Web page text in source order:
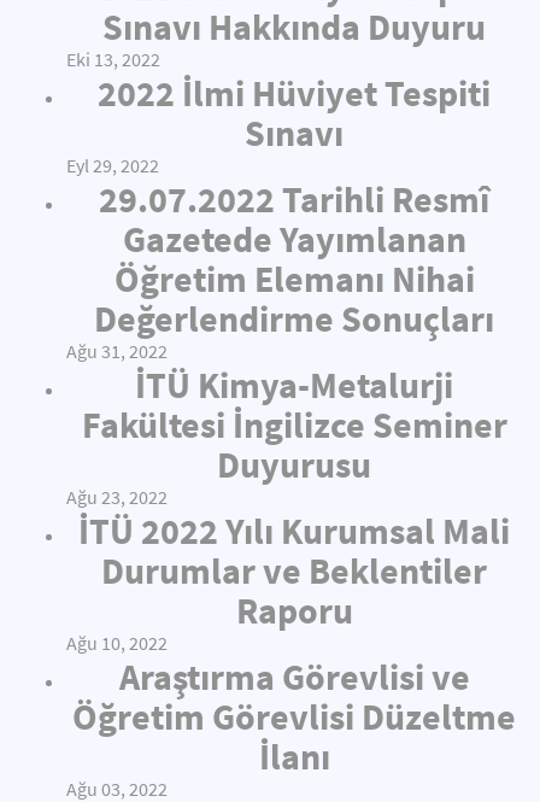
Sınavı Hakkında Duyuru
Eki 13, 2022
2022 İlmi Hüviyet Tespiti
Sınavı
Eyl 29, 2022
29.07.2022 Tarihli Resmî
Gazetede Yayımlanan
Öğretim Elemanı Nihai
Değerlendirme Sonuçları
Ağu 31, 2022
İTÜ Kimya-Metalurji
Fakültesi İngilizce Seminer
Duyurusu
Ağu 23, 2022
İTÜ 2022 Yılı Kurumsal Mali
Durumlar ve Beklentiler
Raporu
Ağu 10, 2022
Araştırma Görevlisi ve
Öğretim Görevlisi Düzeltme
İlanı
Ağu 03, 2022